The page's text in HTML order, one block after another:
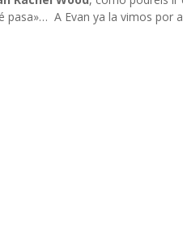
pasa»… A Evan ya la vimos por